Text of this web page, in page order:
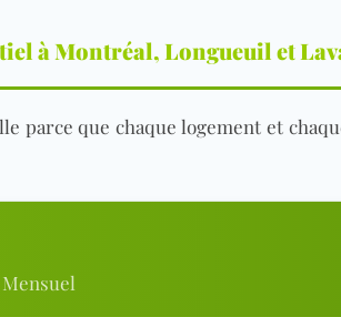
à Montréal, Longueuil et
parce que chaque logement et
Mensuel